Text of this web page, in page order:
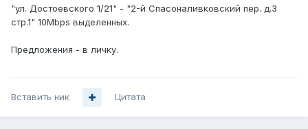
"ул. Достоевского 1/21" - "2-й Спасоналивковский пер. д.3
стр.1" 10Mbps выделенных.
Предложения - в личку.
Вставить ник Цитата